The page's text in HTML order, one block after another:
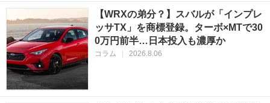
【WRXの弟分？】スバルが「インプレ
ッサTX」を商標登録。ターボ×MTで30
0万円前半…日本投入も濃厚か
コラム 2026.8.06